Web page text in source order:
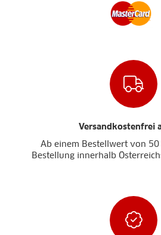
Versandkostenfrei
Ab einem Bestellwert von
Bestellung innerhalb